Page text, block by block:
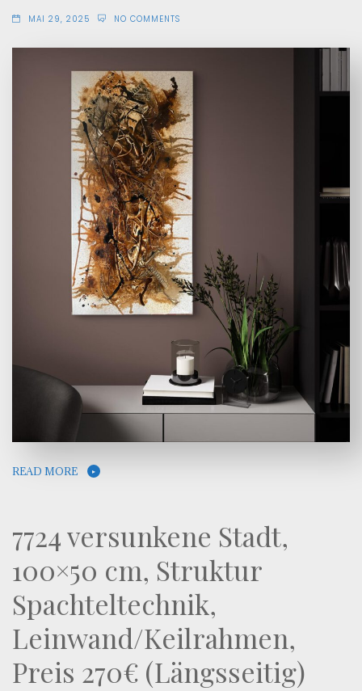
MAI 29, 2025 NO COMMENTS
READ MORE
7724 versunkene Stadt,
100×50 cm, Struktur
Spachteltechnik,
Leinwand/Keilrahmen,
Preis 270€ (Längsseitig)